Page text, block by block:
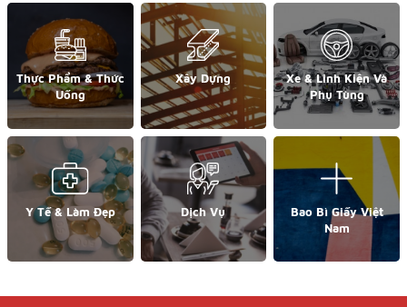
Thực Phẩm & Thức
Uống
Xây Dựng
Xe & Linh Kiện Và
Phụ Tùng
Y Tế & Làm Đẹp Dịch Vụ
Bao Bì Giấy Việt
Nam